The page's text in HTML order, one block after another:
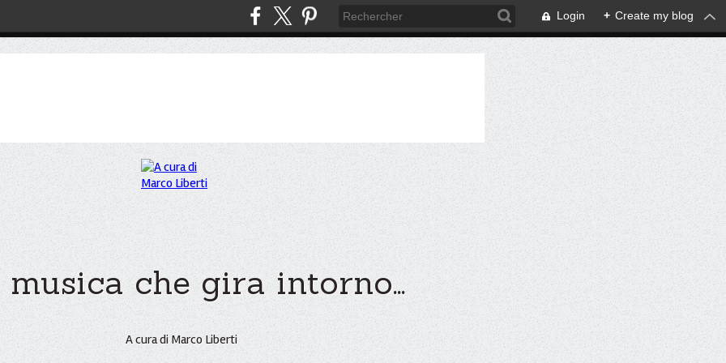
Login + Create my blog
che gira intorno...
A cura di Marco Liberti